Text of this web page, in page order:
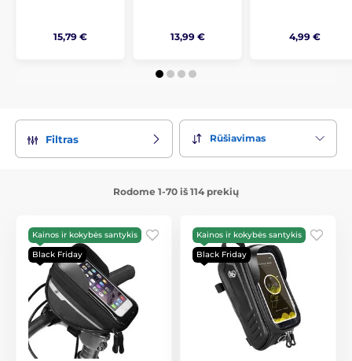
15,79 € 13,99 € 4,99 €
Filtras Rūšiavimas
Rodome 1-70 iš 114 prekių
Kainos ir kokybės santykis
Black Friday
Kainos ir kokybės santykis
Black Friday